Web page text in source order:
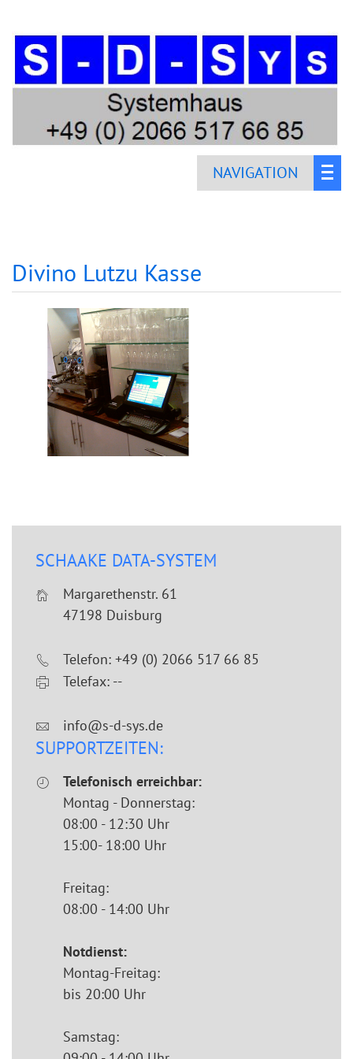
NAVIGATION
Divino Lutzu Kasse
SCHAAKE DATA-SYSTEM
Margarethenstr. 61
47198 Duisburg
Telefon: +49 (0) 2066 517 66 85
Telefax: --
info@s-d-sys.de
SUPPORTZEITEN:
Telefonisch erreichbar:
Montag - Donnerstag:
08:00 - 12:30 Uhr
15:00- 18:00 Uhr
Freitag:
08:00 - 14:00 Uhr
Notdienst:
Montag-Freitag:
bis 20:00 Uhr
Samstag: